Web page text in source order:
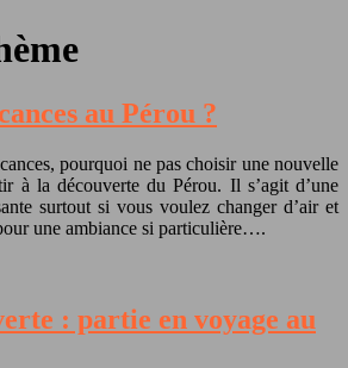
au Pérou ?
pourquoi ne pas choisir une nouvelle
à la découverte du Pérou. Il s’agit d’une
surtout si vous voulez changer d’air et
une ambiance si particulière….
: partie en voyage au